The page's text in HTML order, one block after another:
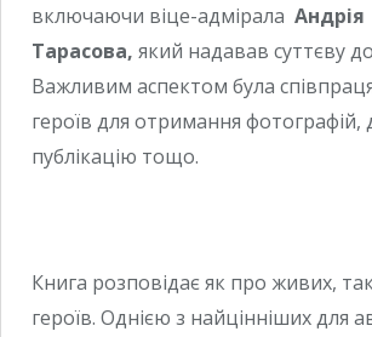
включаючи віце-адмірала Андрія
Тарасова, який надавав суттєву
Важливим аспектом була
героїв для отримання фотографій,
публікацію тощо.
Книга розповідає як про живих,
героїв. Однією з найцінніших для